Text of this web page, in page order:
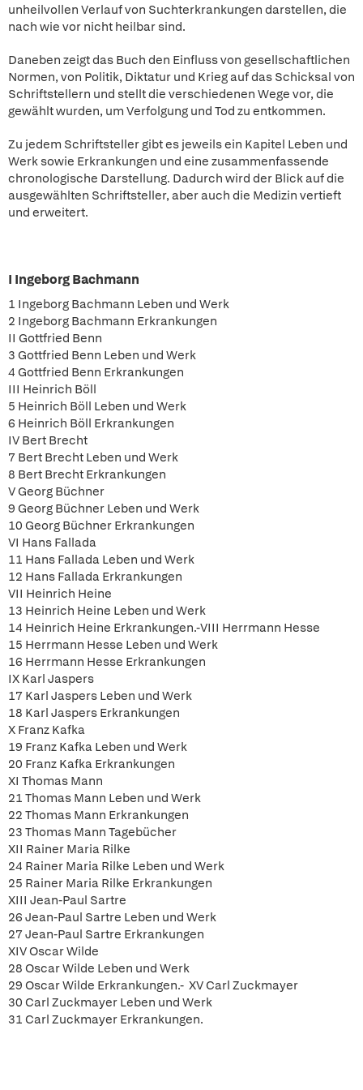
unheilvollen Verlauf von Suchterkrankungen darstellen, die
nach wie vor nicht heilbar sind.
Daneben zeigt das Buch den Einfluss von gesellschaftlichen
Normen, von Politik, Diktatur und Krieg auf das Schicksal von
Schriftstellern und stellt die verschiedenen Wege vor, die
gewählt wurden, um Verfolgung und Tod zu entkommen.
Zu jedem Schriftsteller gibt es jeweils ein Kapitel Leben und
Werk sowie Erkrankungen und eine zusammenfassende
chronologische Darstellung. Dadurch wird der Blick auf die
ausgewählten Schriftsteller, aber auch die Medizin vertieft
und erweitert.
I Ingeborg Bachmann
1 Ingeborg Bachmann Leben und Werk
2 Ingeborg Bachmann Erkrankungen
II Gottfried Benn
3 Gottfried Benn Leben und Werk
4 Gottfried Benn Erkrankungen
III Heinrich Böll
5 Heinrich Böll Leben und Werk
6 Heinrich Böll Erkrankungen
IV Bert Brecht
7 Bert Brecht Leben und Werk
8 Bert Brecht Erkrankungen
V Georg Büchner
9 Georg Büchner Leben und Werk
10 Georg Büchner Erkrankungen
VI Hans Fallada
11 Hans Fallada Leben und Werk
12 Hans Fallada Erkrankungen
VII Heinrich Heine
13 Heinrich Heine Leben und Werk
14 Heinrich Heine Erkrankungen.-VIII Herrmann Hesse
15 Herrmann Hesse Leben und Werk
16 Herrmann Hesse Erkrankungen
IX Karl Jaspers
17 Karl Jaspers Leben und Werk
18 Karl Jaspers Erkrankungen
X Franz Kafka
19 Franz Kafka Leben und Werk
20 Franz Kafka Erkrankungen
XI Thomas Mann
21 Thomas Mann Leben und Werk
22 Thomas Mann Erkrankungen
23 Thomas Mann Tagebücher
XII Rainer Maria Rilke
24 Rainer Maria Rilke Leben und Werk
25 Rainer Maria Rilke Erkrankungen
XIII Jean-Paul Sartre
26 Jean-Paul Sartre Leben und Werk
27 Jean-Paul Sartre Erkrankungen
XIV Oscar Wilde
28 Oscar Wilde Leben und Werk
29 Oscar Wilde Erkrankungen.- XV Carl Zuckmayer
30 Carl Zuckmayer Leben und Werk
31 Carl Zuckmayer Erkrankungen.